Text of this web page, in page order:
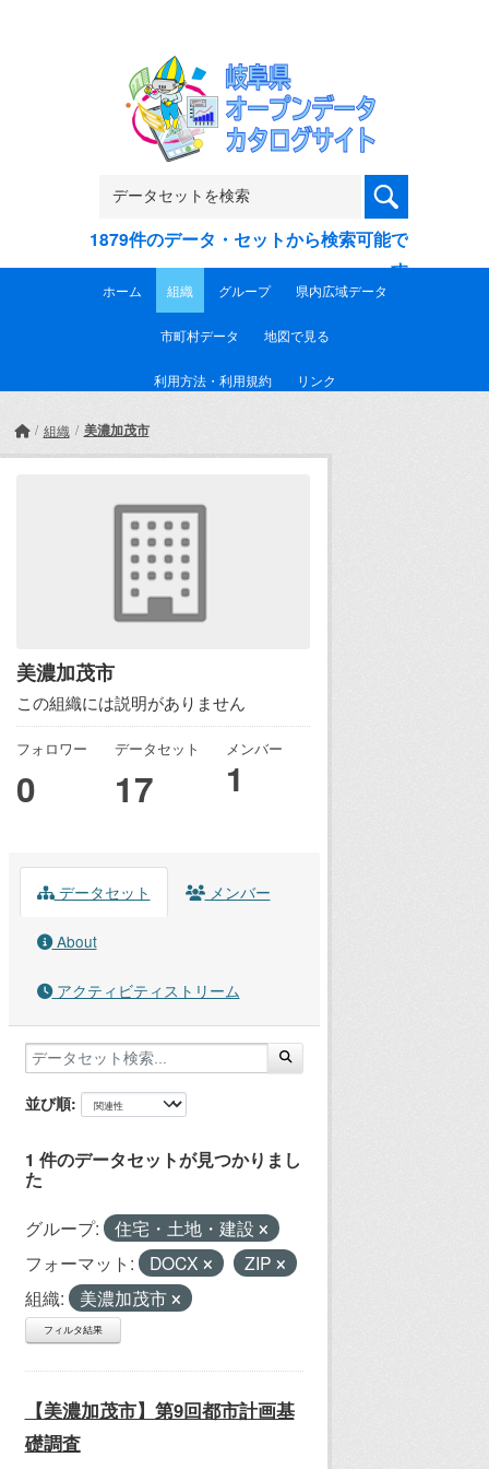
1879件のデータ・セットから検索可能で
す
ホーム 組織 グループ 県内広域データ
市町村データ 地図で見る
利用方法・利用規約 リンク
組織 美濃加茂市
美濃加茂市
この組織には説明がありません
フォロワー
0
データセット
17
メンバー
1
データセット メンバー
About
アクティビティストリーム
並び順
1 件のデータセットが見つかりまし
た
グループ:
住宅・土地・建設
フォーマット:
DOCX
ZIP
組織:
美濃加茂市
フィルタ結果
【美濃加茂市】第9回都市計画基
礎調査